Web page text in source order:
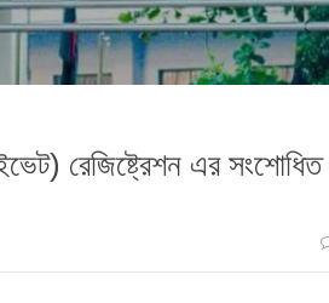
রেজিষ্ট্রেশন এর সংশোধিত